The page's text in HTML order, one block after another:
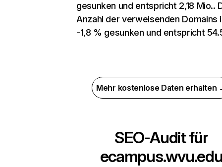
gesunken und entspricht 2,18 Mio..
Anzahl der verweisenden Domains
-1,8 % gesunken und entspricht
Mehr kostenlose Daten erhalten
SEO-Audit für